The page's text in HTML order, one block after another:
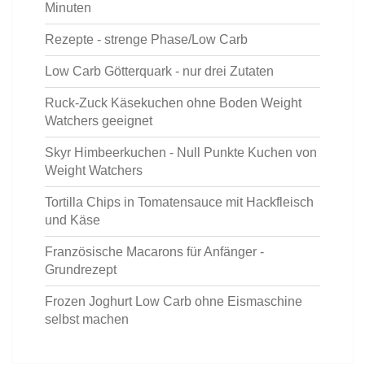
Minuten
Rezepte - strenge Phase/Low Carb
Low Carb Götterquark - nur drei Zutaten
Ruck-Zuck Käsekuchen ohne Boden Weight
Watchers geeignet
Skyr Himbeerkuchen - Null Punkte Kuchen von
Weight Watchers
Tortilla Chips in Tomatensauce mit Hackfleisch
und Käse
Französische Macarons für Anfänger -
Grundrezept
Frozen Joghurt Low Carb ohne Eismaschine
selbst machen